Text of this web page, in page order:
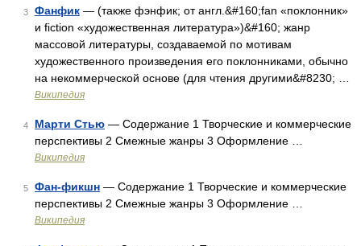
3 Фанфик — (также фэнфик; от англ.&#160;fan «поклонник»
и fiction «художественная литература»)&#160; жанр
массовой литературы, создаваемой по мотивам
художественного произведения его поклонниками, обычно
на некоммерческой основе (для чтения другими&#8230; …
Википедия
4 Марти Стью — Содержание 1 Творческие и коммерческие
перспективы 2 Смежные жанры 3 Оформление …
Википедия
5 Фан-фикшн — Содержание 1 Творческие и коммерческие
перспективы 2 Смежные жанры 3 Оформление …
Википедия